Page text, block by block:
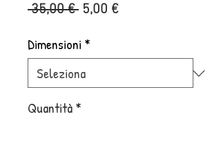
35,00 € Prezzo
5,00 €Prezzo
Dimensioni *
Quantità*